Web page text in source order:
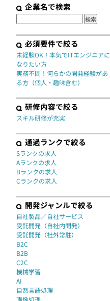
企業名で検索
必須要件で絞る
未経験OK！本気でITエンジニアに
なりたい方
実務不問！何らかの開発経験があ
る方（個人・趣味含む）
研修内容で絞る
スキル研修が充実
通過ランクで絞る
Sランクの求人
Aランクの求人
Bランクの求人
Cランクの求人
開発ジャンルで絞る
自社製品／自社サービス
受託開発（自社内開発）
受託開発（社外常駐）
B2C
B2B
C2C
機械学習
AI
自然言語処理